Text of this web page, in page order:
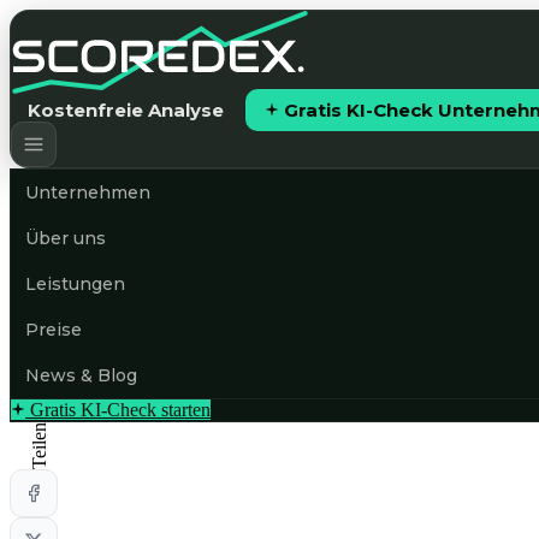
Kostenfreie Analyse Gratis KI-Check
Unternehmen
Über uns
Leistungen
Preise
News & Blog
Gratis KI-Check starten
Teilen